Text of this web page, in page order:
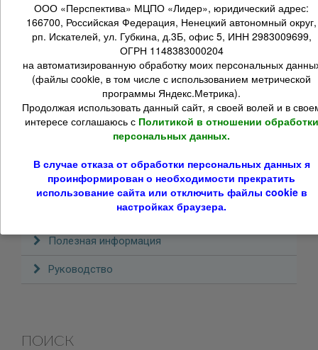
Доступная среда
Финансово-хозяйственная деятельность
Вакантные места для приема (перевода)
Стипендии и иные виды материальной
поддержки
Международное сотрудничество
Организация питания в образовательной
организации
Образование
Образцы заявок на обучение
Полезная информация
Руководство
ПОИСК
ООО «Перспектива» МЦПО «Лидер», юридический адрес:
166700, Российская Федерация, Ненецкий автономный округ,
рп. Искателей, ул. Губкина, д.3Б, офис 5, ИНН 2983009699,
ОГРН 1148383000204
на автоматизированную обработку моих персональных
(файлы cookie, в том числе с использованием метрической
программы Яндекс.Метрика).
Продолжая использовать данный сайт, я своей волей и в
интересе соглашаюсь с Политикой в отношении обработки
персональных данных.
В случае отказа от обработки персональных данных я
проинформирован о необходимости прекратить
использование сайта или отключить файлы cookie в
настройках браузера.